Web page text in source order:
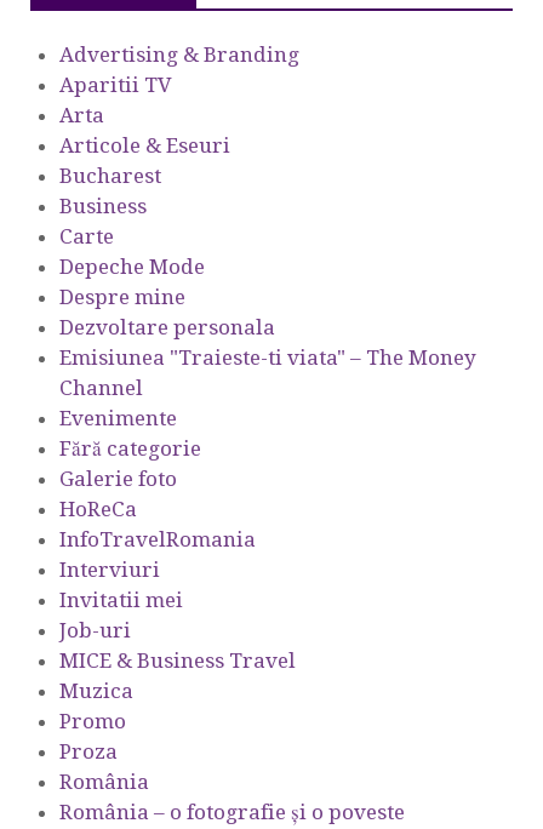
Advertising & Branding
Aparitii TV
Arta
Articole & Eseuri
Bucharest
Business
Carte
Depeche Mode
Despre mine
Dezvoltare personala
Emisiunea "Traieste-ti viata" – The Money
Channel
Evenimente
Fără categorie
Galerie foto
HoReCa
InfoTravelRomania
Interviuri
Invitatii mei
Job-uri
MICE & Business Travel
Muzica
Promo
Proza
România
România – o fotografie şi o poveste